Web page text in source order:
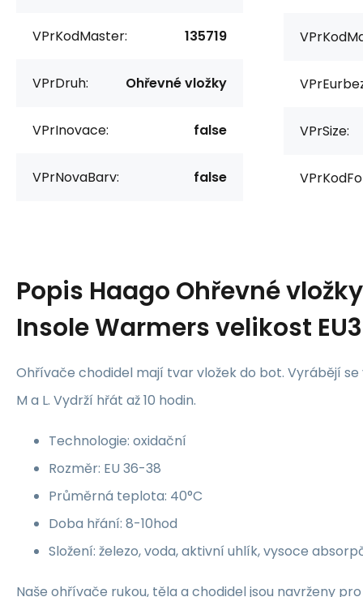
VPrKodMaster: 135719
VPrDruh: Ohřevné vložky
VPrInovace: false
VPrNovaBarv: false
VPrSize:
Popis Haago Ohřevné
Insole Warmers velikost
Ohřívače chodidel mají tvar vložek do bot. Vyrábějí se
M a L. Vydrží hřát až 10 hodin.
Technologie: oxidační
Rozměr: EU 36-38
Průměrná teplota: 40°C
Doba hřání: 8-10hod
Složení: železo, voda, aktivní uhlík, vysoce
Naše ohřívače rukou, těla a chodidel jsou navrženy